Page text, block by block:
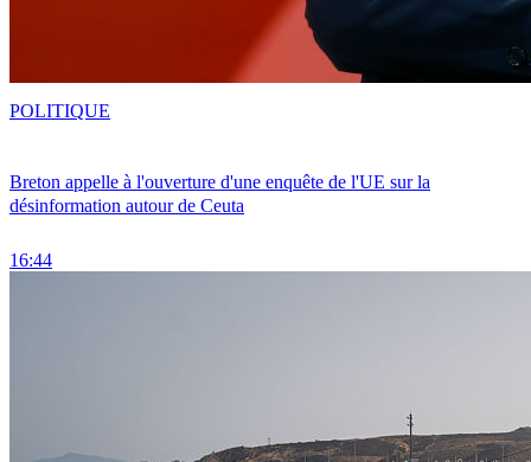
Breton appelle à l'ouverture d'une enquête de l'UE sur la
désinformation autour de Ceuta
16:44
POLITIQUE